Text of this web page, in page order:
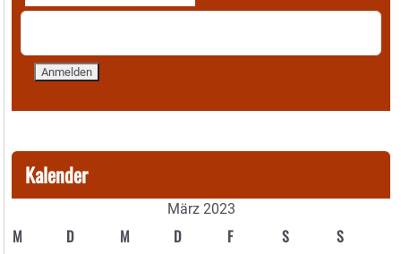
Kalender
März 2023
M D M D F S S